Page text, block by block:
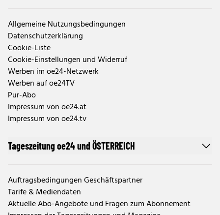
Allgemeine Nutzungsbedingungen
Datenschutzerklärung
Cookie-Liste
Cookie-Einstellungen und Widerruf
Werben im oe24-Netzwerk
Werben auf oe24TV
Pur-Abo
Impressum von oe24.at
Impressum von oe24.tv
Tageszeitung oe24 und ÖSTERREICH
Auftragsbedingungen Geschäftspartner
Tarife & Mediendaten
Aktuelle Abo-Angebote und Fragen zum Abonnement